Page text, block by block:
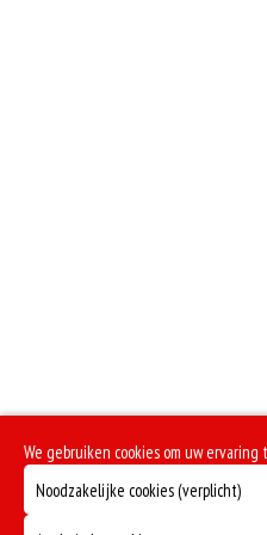
We gebruiken cookies om uw
Noodzakelijke cookies (verplicht)